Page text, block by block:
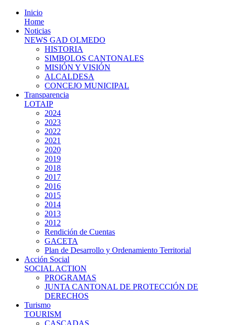
Inicio
Home
Noticias
NEWS GAD OLMEDO
HISTORIA
SIMBOLOS CANTONALES
MISIÓN Y VISIÓN
ALCALDESA
CONCEJO MUNICIPAL
Transparencia
LOTAIP
2024
2023
2022
2021
2020
2019
2018
2017
2016
2015
2014
2013
2012
Rendición de Cuentas
GACETA
Plan de Desarrollo y Ordenamiento Territorial
Acción Social
SOCIAL ACTION
PROGRAMAS
JUNTA CANTONAL DE PROTECCIÓN DE
DERECHOS
Turismo
TOURISM
CASCADAS